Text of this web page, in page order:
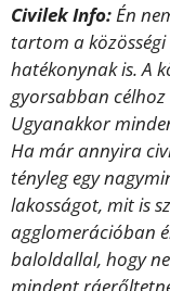
Civilek Info:Én
tartom a közösségi
hatékonynak is. A
gyorsabban
Ugyanakkor
Ha már annyira
tényleg egy
lakosságot, mit is
agglomerációban
baloldallal, hogy
mindent